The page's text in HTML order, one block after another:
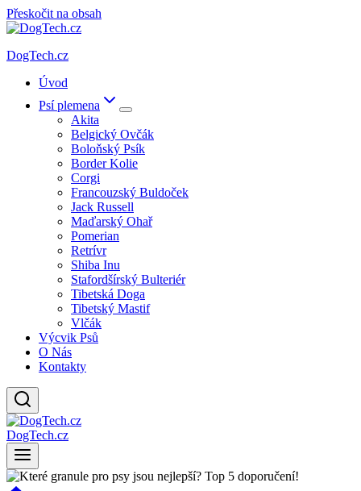
Přeskočit na obsah
DogTech.cz
Úvod
Psí plemena
Akita
Belgický Ovčák
Boloňský Psík
Border Kolie
Corgi
Francouzský Buldoček
Jack Russell
Maďarský Ohař
Pomerian
Retrívr
Shiba Inu
Stafordšírský Bulteriér
Tibetská Doga
Tibetský Mastif
Vlčák
Výcvik Psů
O Nás
Kontakty
DogTech.cz